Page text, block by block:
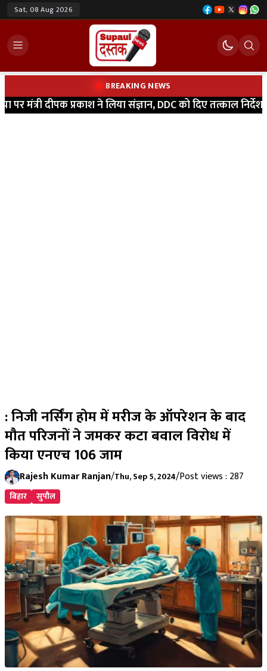
Sat, 08 Aug 2026
BREAKING NEWS
मंत्री दीपक प्रकाश ने लिया संज्ञान, DDC को दिए तत्काल निर्देश |
: निजी नर्सिंग होम में मरीज के ऑपरेशन के बाद
मौत परिजनों ने जमकर कटा बवाल विरोध में
किया एनएच 106 जाम
Rajesh Kumar Ranjan/Thu, Sep 5, 2024/Post views : 287
बिहार सुपौल